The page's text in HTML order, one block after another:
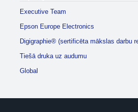
Executive Team
Epson Europe Electronics
Digigraphie® (sertificēta mākslas darbu
Tiešā druka uz audumu
Global